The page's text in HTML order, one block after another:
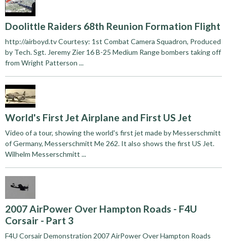
Doolittle Raiders 68th Reunion Formation Flight
http://airboyd.tv Courtesy: 1st Combat Camera Squadron, Produced
by Tech. Sgt. Jeremy Zier 16 B-25 Medium Range bombers taking off
from Wright Patterson ...
World's First Jet Airplane and First US Jet
Video of a tour, showing the world's first jet made by Messerschmitt
of Germany, Messerschmitt Me 262. It also shows the first US Jet.
Wilhelm Messerschmitt ...
2007 AirPower Over Hampton Roads - F4U
Corsair - Part 3
F4U Corsair Demonstration 2007 AirPower Over Hampton Roads